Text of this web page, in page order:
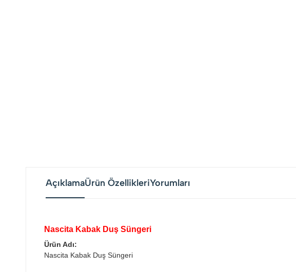
AçıklamaÜrün ÖzellikleriYorumları
Nascita Kabak Duş Süngeri
Ürün Adı:
Nascita Kabak Duş Süngeri